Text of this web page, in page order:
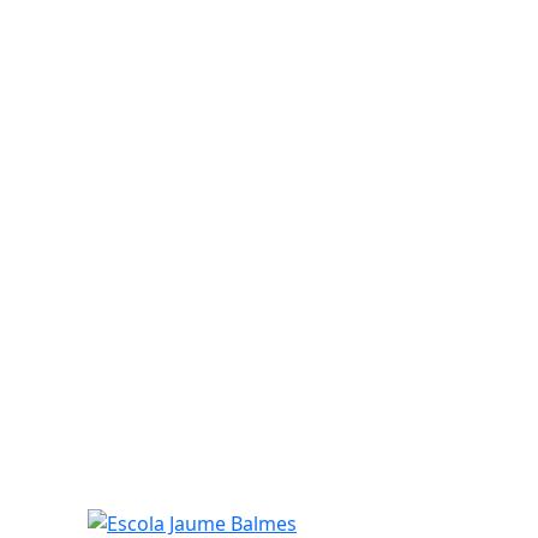
Escola Jaume Balmes